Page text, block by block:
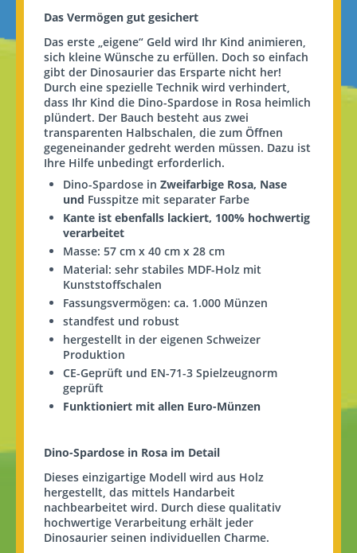
Das Vermögen gut gesichert
Das erste „eigene“ Geld wird Ihr Kind animieren,
sich kleine Wünsche zu erfüllen. Doch so einfach
gibt der Dinosaurier das Ersparte nicht her!
Durch eine spezielle Technik wird verhindert,
dass Ihr Kind die Dino-Spardose in Rosa heimlich
plündert. Der Bauch besteht aus zwei
transparenten Halbschalen, die zum Öffnen
gegeneinander gedreht werden müssen. Dazu ist
Ihre Hilfe unbedingt erforderlich.
Dino-Spardose in Zweifarbige Rosa, Nase
und Fusspitze mit separater Farbe
Kante ist ebenfalls lackiert, 100% hochwertig
verarbeitet
Masse: 57 cm x 40 cm x 28 cm
Material: sehr stabiles MDF-Holz mit
Kunststoffschalen
Fassungsvermögen: ca. 1.000 Münzen
standfest und robust
hergestellt in der eigenen Schweizer
Produktion
CE-Geprüft und EN-71-3 Spielzeugnorm
geprüft
Funktioniert mit allen Euro-Münzen
Dino-Spardose in Rosa im Detail
Dieses einzigartige Modell wird aus Holz
hergestellt, das mittels Handarbeit
nachbearbeitet wird. Durch diese qualitativ
hochwertige Verarbeitung erhält jeder
Dinosaurier seinen individuellen Charme.